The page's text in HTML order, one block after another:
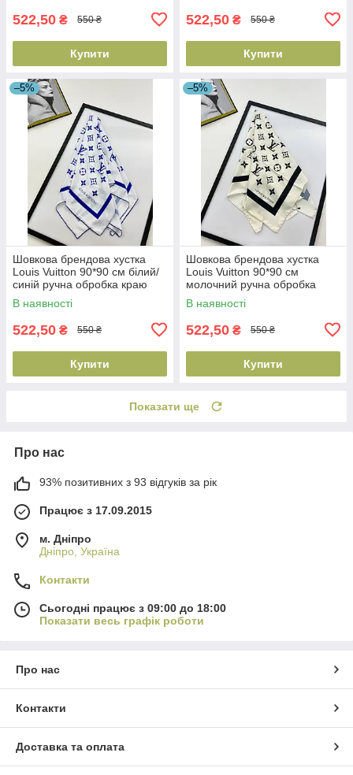
522,50 ₴ 550 ₴
Купити
522,50 ₴ 550 ₴
Купити
–5%
Шовкова брендова хустка
Louis Vuitton 90*90 см білий/
синій ручна обробка краю
В наявності
522,50 ₴ 550 ₴
Купити
–5%
Шовкова брендова хустка
Louis Vuitton 90*90 см
молочний ручна обробка
краю
В наявності
522,50 ₴ 550 ₴
Купити
Показати ще
Про нас
93% позитивних з 93 відгуків за рік
Працює з 17.09.2015
м. Дніпро
Дніпро, Україна
Контакти
Сьогодні працює з 09:00 до 18:00
Показати весь графік роботи
Про нас
Контакти
Доставка та оплата